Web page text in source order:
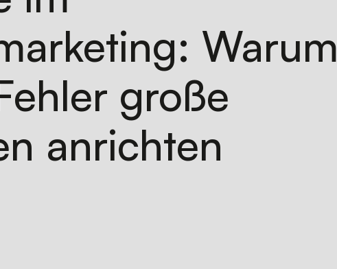
Warum
große
anrichten